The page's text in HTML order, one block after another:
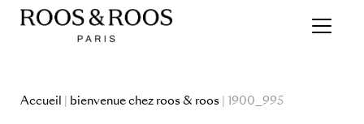
Accueil | bienvenue chez roos & roos | 1900_995